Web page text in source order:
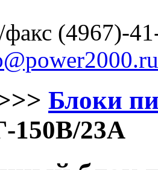
(4967)-
Блоки
23А